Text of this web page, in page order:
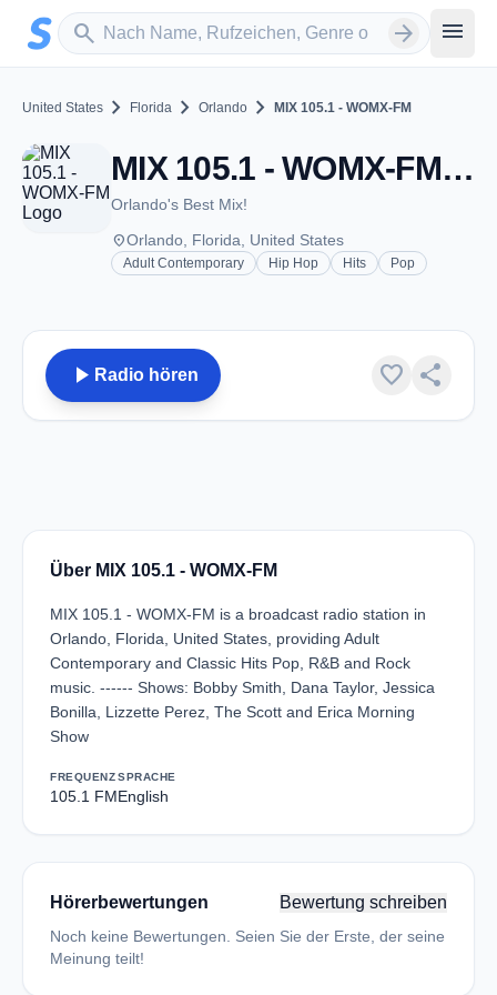
Zum Hauptinhalt springen
search
Sender suchen arrow_forward menu
United States chevron_right Florida chevron_right Orlando chevron_right MIX 105.1 - WOMX-FM
MIX 105.1 - WOMX-FM - FM 105.1 - Orlando, FL
Orlando's Best Mix!
placeOrlando, Florida, United States
Adult Contemporary Hip Hop Hits Pop
play_arrow Radio hören favorite share
Über MIX 105.1 - WOMX-FM
MIX 105.1 - WOMX-FM is a broadcast radio station in
Orlando, Florida, United States, providing Adult
Contemporary and Classic Hits Pop, R&B and Rock
music. ------ Shows: Bobby Smith, Dana Taylor, Jessica
Bonilla, Lizzette Perez, The Scott and Erica Morning
Show
FREQUENZ
105.1 FM
SPRACHE
English
Hörerbewertungen Bewertung schreiben
Noch keine Bewertungen. Seien Sie der Erste, der seine
Meinung teilt!